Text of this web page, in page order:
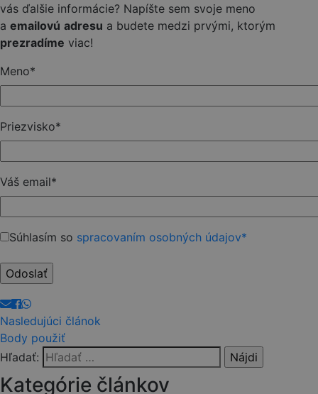
vás ďalšie informácie? Napíšte sem svoje meno
a emailovú adresu a budete medzi prvými, ktorým
prezradíme viac!
Meno*
Priezvisko*
Váš email*
Súhlasím so spracovaním osobných údajov*
Nasledujúci článok
Body použiť
Hľadať:
Kategórie článkov